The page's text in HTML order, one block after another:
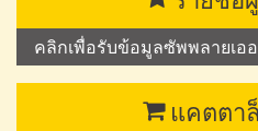
คลิกเพื่อรับข้อมูลซัพพลายเอ
แคตตา